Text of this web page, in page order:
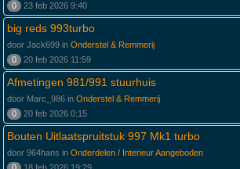
0
23 feb 2026 9:40
big reds 993turbo
door Jack699 in Onderstel & Remmerij
0
20 feb 2026 11:59
Afmetingen 981/991 stuurhuis
door Marc_986 in Onderstel & Remmerij
0
20 feb 2026 0:15
Bouten Uitlaatspruitstuk 997 Mk1 turbo
door 964hans in Onderdelen / Interieur Aangeboden